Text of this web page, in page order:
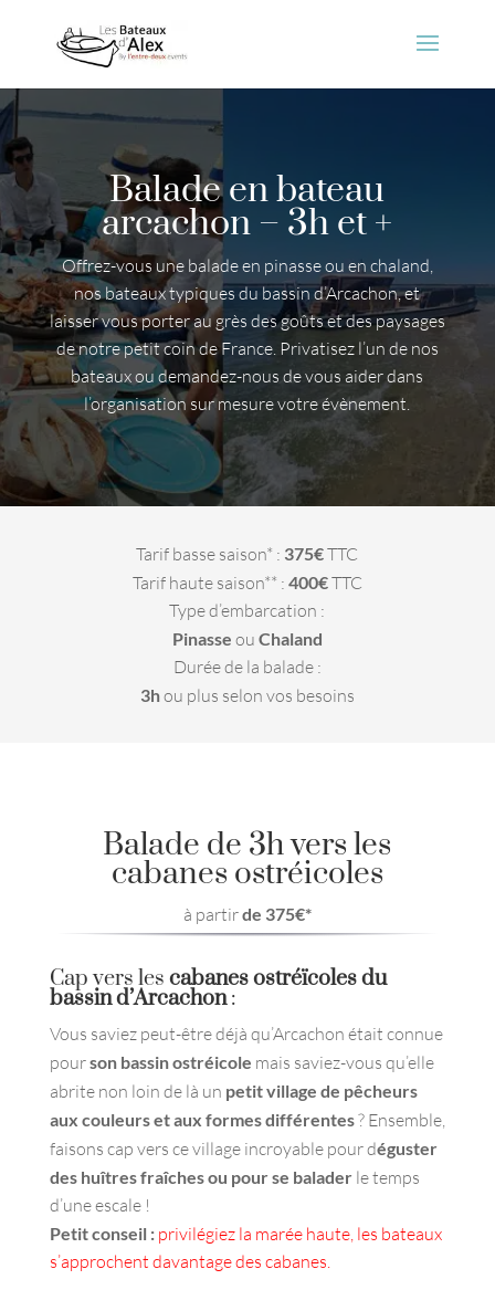
Balade en bateau
arcachon – 3h et +
Offrez-vous une balade en pinasse ou en chaland,
nos bateaux typiques du bassin d’Arcachon, et
laisser vous porter au grès des goûts et des paysages
de notre petit coin de France. Privatisez l’un de nos
bateaux ou demandez-nous de vous aider dans
l’organisation sur mesure votre évènement.
Tarif basse saison* : 375€TTC
Tarif haute saison** : 400€TTC
Type d’embarcation :
Pinasse ou Chaland
Durée de la balade :
3hou plus selon vos besoins
Balade de 3h vers les
cabanes ostréicoles
à partirde 375€*
Cap vers les cabanes ostréïcoles du
bassin d’Arcachon:
Vous saviez peut-être déjà qu’Arcachon était connue
pourson bassinostréicole mais saviez-vous qu’elle
abrite non loin de là un petit village de pêcheurs
aux couleurs et aux formes différentes? Ensemble,
faisons cap vers ce village incroyable pour déguster
des huîtres fraîches ou pour se baladerle temps
d’une escale !
Petit conseil : privilégiez la marée haute, les bateaux
s’approchent davantage des cabanes.